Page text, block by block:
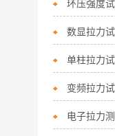
环压强度
数显拉力
单柱拉力
变频拉力
电子拉力